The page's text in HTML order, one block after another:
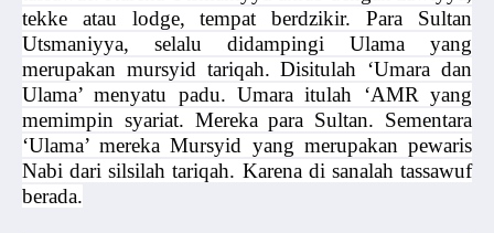
tekke atau lodge, tempat berdzikir. Para Sultan
Utsmaniyya, selalu didampingi Ulama yang
merupakan mursyid tariqah. Disitulah ‘Umara dan
Ulama’ menyatu padu. Umara itulah ‘AMR yang
memimpin syariat. Mereka para Sultan. Sementara
‘Ulama’ mereka Mursyid yang merupakan pewaris
Nabi dari silsilah tariqah. Karena di sanalah tassawuf
berada.